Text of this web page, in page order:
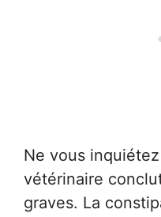
Ne vous
vétérinaire
graves. La